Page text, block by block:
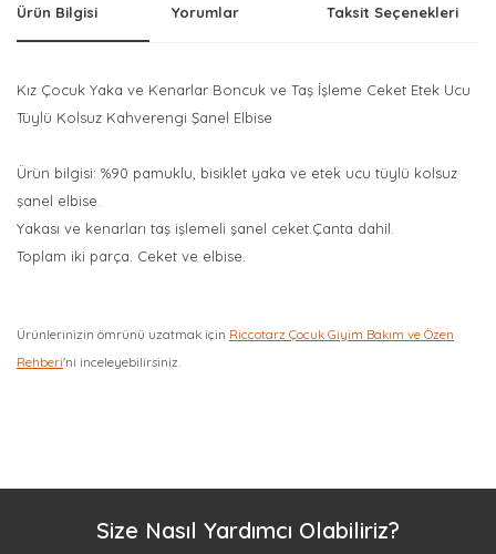
Ürün Bilgisi Yorumlar Taksit Seçenekleri
Kız Çocuk Yaka ve Kenarlar Boncuk ve Taş İşleme Ceket Etek Ucu
Tüylü Kolsuz Kahverengi Şanel Elbise
Ürün bilgisi: %90 pamuklu, bisiklet yaka ve etek ucu tüylü kolsuz
şanel elbise.
Yakası ve kenarları taş işlemeli şanel ceket.Çanta dahil.
Toplam iki parça. Ceket ve elbise.
Ürünlerinizin ömrünü uzatmak için Riccotarz Çocuk Giyim Bakım ve Özen
Rehberi'ni inceleyebilirsiniz.
Size Nasıl Yardımcı Olabiliriz?